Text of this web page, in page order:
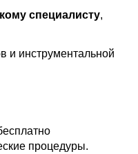
специалисту,
и инструментальной
процедуры.